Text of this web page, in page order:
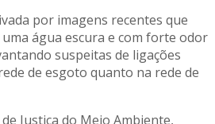
por imagens recentes que
água escura e com forte odor
suspeitas de ligações
de esgoto quanto na rede de
Justiça do Meio Ambiente,